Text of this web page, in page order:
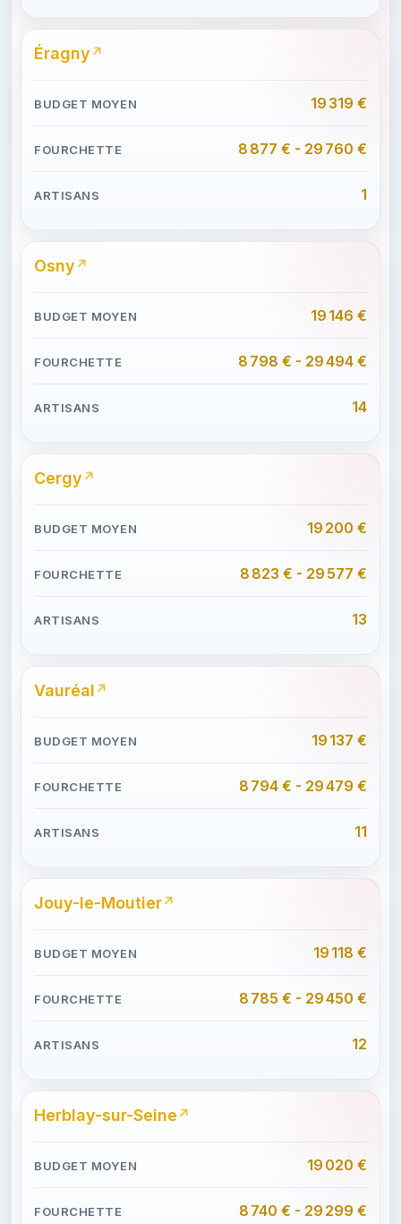
Éragny
19 319 €
8 877 € - 29 760 €
1
Osny
19 146 €
8 798 € - 29 494 €
14
Cergy
19 200 €
8 823 € - 29 577 €
13
Vauréal
19 137 €
8 794 € - 29 479 €
11
Jouy-le-Moutier
19 118 €
8 785 € - 29 450 €
12
Herblay-sur-Seine
19 020 €
8 740 € - 29 299 €